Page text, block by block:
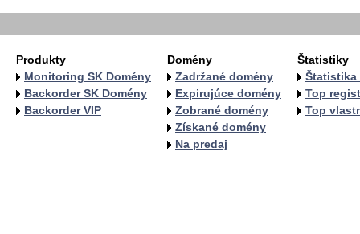
Produkty
Monitoring SK Domény
Backorder SK Domény
Backorder VIP
Domény
Zadržané domény
Expirujúce domény
Zobrané domény
Získané domény
Na predaj
Štatistiky
Štatistika
Top
Top